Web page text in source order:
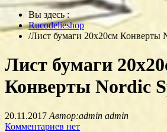
Вы здесь :
Rucodelieshop
/Лист бумаги 20х20см Конверты
Лист бумаги
Конверты Nordic
20.11.2017 Автор:admin admin
Комментариев нет